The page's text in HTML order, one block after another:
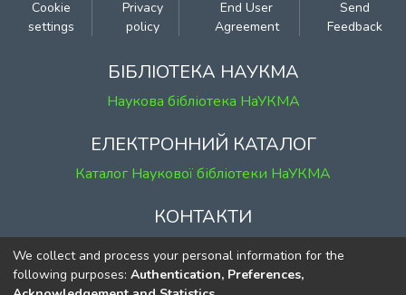
Cookie
settings
Privacy
policy
End User
Agreement
Send
Feedback
БІБЛІОТЕКА НАУКМА
Наукова бібліотека НаУКМА
ЕЛЕКТРОННИЙ КАТАЛОГ
Каталог Наукової бібліотеки НаУКМА
КОНТАКТИ
м. Київ, вул. Григорія Сковороди, 2
к. 1, к. 120
We collect and process your personal information for the
following purposes: Authentication, Preferences,